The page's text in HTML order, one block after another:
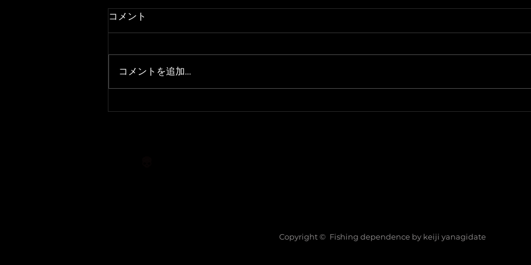
コメント
コメントを追加…
Copyright © Fishing dependence by keiji yanagidate